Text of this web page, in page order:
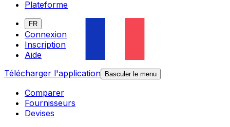
Plateforme
FR
Connexion
Inscription
Aide
Télécharger l'application
Basculer le menu
Comparer
Fournisseurs
Devises